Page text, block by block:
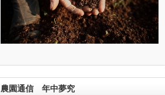
農園通信 年中夢究